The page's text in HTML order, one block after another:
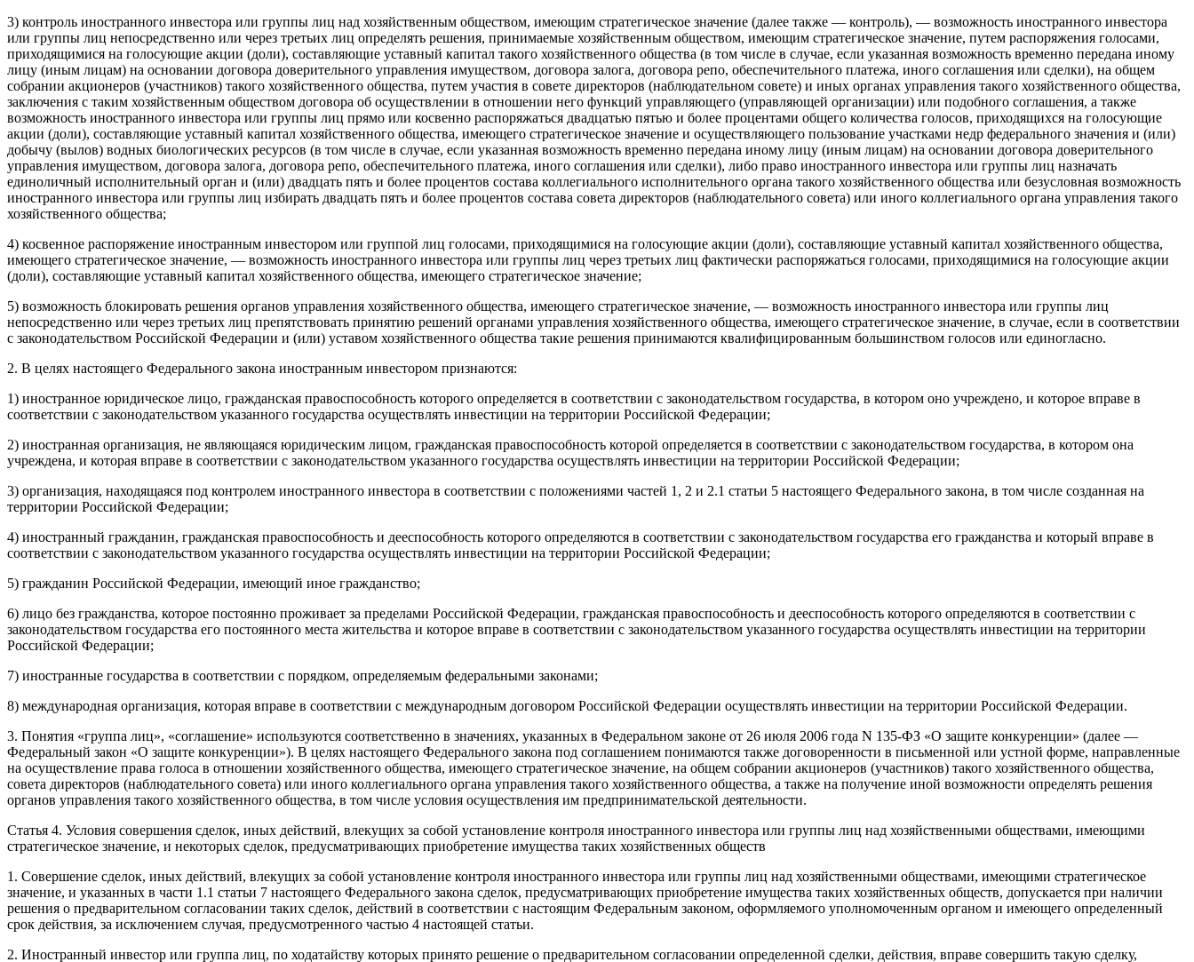
3) контроль иностранного инвестора или группы лиц над хозяйственным обществом, имеющим стратегическое значение (далее также — контроль), — возможность иностранного инвестора
или группы лиц непосредственно или через третьих лиц определять решения, принимаемые хозяйственным обществом, имеющим стратегическое значение, путем распоряжения голосами,
приходящимися на голосующие акции (доли), составляющие уставный капитал такого хозяйственного общества (в том числе в случае, если указанная возможность временно передана иному
лицу (иным лицам) на основании договора доверительного управления имуществом, договора залога, договора репо, обеспечительного платежа, иного соглашения или сделки), на общем
собрании акционеров (участников) такого хозяйственного общества, путем участия в совете директоров (наблюдательном совете) и иных органах управления такого хозяйственного общества,
заключения с таким хозяйственным обществом договора об осуществлении в отношении него функций управляющего (управляющей организации) или подобного соглашения, а также
возможность иностранного инвестора или группы лиц прямо или косвенно распоряжаться двадцатью пятью и более процентами общего количества голосов, приходящихся на голосующие
акции (доли), составляющие уставный капитал хозяйственного общества, имеющего стратегическое значение и осуществляющего пользование участками недр федерального значения и (или)
добычу (вылов) водных биологических ресурсов (в том числе в случае, если указанная возможность временно передана иному лицу (иным лицам) на основании договора доверительного
управления имуществом, договора залога, договора репо, обеспечительного платежа, иного соглашения или сделки), либо право иностранного инвестора или группы лиц назначать
единоличный исполнительный орган и (или) двадцать пять и более процентов состава коллегиального исполнительного органа такого хозяйственного общества или безусловная возможность
иностранного инвестора или группы лиц избирать двадцать пять и более процентов состава совета директоров (наблюдательного совета) или иного коллегиального органа управления такого
хозяйственного общества;
4) косвенное распоряжение иностранным инвестором или группой лиц голосами, приходящимися на голосующие акции (доли), составляющие уставный капитал хозяйственного общества,
имеющего стратегическое значение, — возможность иностранного инвестора или группы лиц через третьих лиц фактически распоряжаться голосами, приходящимися на голосующие акции
(доли), составляющие уставный капитал хозяйственного общества, имеющего стратегическое значение;
5) возможность блокировать решения органов управления хозяйственного общества, имеющего стратегическое значение, — возможность иностранного инвестора или группы лиц
непосредственно или через третьих лиц препятствовать принятию решений органами управления хозяйственного общества, имеющего стратегическое значение, в случае, если в соответствии
с законодательством Российской Федерации и (или) уставом хозяйственного общества такие решения принимаются квалифицированным большинством голосов или единогласно.
2. В целях настоящего Федерального закона иностранным инвестором признаются:
1) иностранное юридическое лицо, гражданская правоспособность которого определяется в соответствии с законодательством государства, в котором оно учреждено, и которое вправе в
соответствии с законодательством указанного государства осуществлять инвестиции на территории Российской Федерации;
2) иностранная организация, не являющаяся юридическим лицом, гражданская правоспособность которой определяется в соответствии с законодательством государства, в котором она
учреждена, и которая вправе в соответствии с законодательством указанного государства осуществлять инвестиции на территории Российской Федерации;
3) организация, находящаяся под контролем иностранного инвестора в соответствии с положениями частей 1, 2 и 2.1 статьи 5 настоящего Федерального закона, в том числе созданная на
территории Российской Федерации;
4) иностранный гражданин, гражданская правоспособность и дееспособность которого определяются в соответствии с законодательством государства его гражданства и который вправе в
соответствии с законодательством указанного государства осуществлять инвестиции на территории Российской Федерации;
5) гражданин Российской Федерации, имеющий иное гражданство;
6) лицо без гражданства, которое постоянно проживает за пределами Российской Федерации, гражданская правоспособность и дееспособность которого определяются в соответствии с
законодательством государства его постоянного места жительства и которое вправе в соответствии с законодательством указанного государства осуществлять инвестиции на территории
Российской Федерации;
7) иностранные государства в соответствии с порядком, определяемым федеральными законами;
8) международная организация, которая вправе в соответствии с международным договором Российской Федерации осуществлять инвестиции на территории Российской Федерации.
3. Понятия «группа лиц», «соглашение» используются соответственно в значениях, указанных в Федеральном законе от 26 июля 2006 года N 135-ФЗ «О защите конкуренции» (далее —
Федеральный закон «О защите конкуренции»). В целях настоящего Федерального закона под соглашением понимаются также договоренности в письменной или устной форме, направленные
на осуществление права голоса в отношении хозяйственного общества, имеющего стратегическое значение, на общем собрании акционеров (участников) такого хозяйственного общества,
совета директоров (наблюдательного совета) или иного коллегиального органа управления такого хозяйственного общества, а также на получение иной возможности определять решения
органов управления такого хозяйственного общества, в том числе условия осуществления им предпринимательской деятельности.
Статья 4. Условия совершения сделок, иных действий, влекущих за собой установление контроля иностранного инвестора или группы лиц над хозяйственными обществами, имеющими
стратегическое значение, и некоторых сделок, предусматривающих приобретение имущества таких хозяйственных обществ
1. Совершение сделок, иных действий, влекущих за собой установление контроля иностранного инвестора или группы лиц над хозяйственными обществами, имеющими стратегическое
значение, и указанных в части 1.1 статьи 7 настоящего Федерального закона сделок, предусматривающих приобретение имущества таких хозяйственных обществ, допускается при наличии
решения о предварительном согласовании таких сделок, действий в соответствии с настоящим Федеральным законом, оформляемого уполномоченным органом и имеющего определенный
срок действия, за исключением случая, предусмотренного частью 4 настоящей статьи.
2. Иностранный инвестор или группа лиц, по ходатайству которых принято решение о предварительном согласовании определенной сделки, действия, вправе совершить такую сделку,